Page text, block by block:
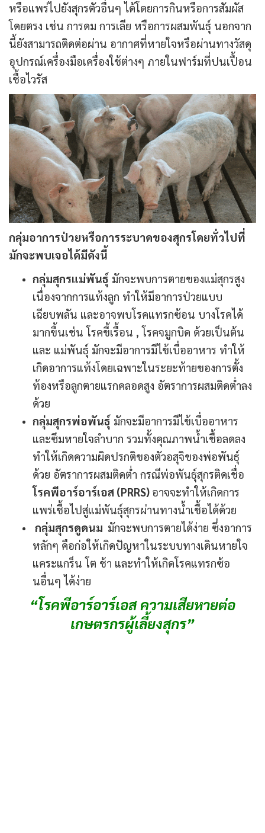
หรือแพร่ไปยังสุกรตัวอื่นๆ ได้โดยการกินหรือการสัมผัส
โดยตรง เช่น การดม การเลีย หรือการผสมพันธุ์ นอกจาก
นี้ยังสามารถติดต่อผ่าน อากาศที่หายใจหรือผ่านทางวัสดุ
อุปกรณ์เครื่องมือเครื่องใช้ต่างๆ ภายในฟาร์มที่ปนเปื้อน
เชื้อไวรัส
กลุ่มอาการป่วยหรือการระบาดของสุกรโดยทั่วไปที่
มักจะพบเจอได้มีดังนี้
กลุ่มสุกรแม่พันธุ์ มักจะพบการตายของแม่สุกรสูง
เนื่องจากการแท้งลูก ทำให้มีอาการป่วยแบบ
เฉียบพลัน และอาจพบโรคแทรกซ้อน บางโรคได้
มากขึ้นเช่น โรคขี้เรื้อน , โรคจมูกบิด ด้วยเป็นต้น
และ แม่พันธุ์ มักจะมีอาการมีไข้เบื่ออาหาร ทําให้
เกิดอาการแท้งโดยเฉพาะในระยะท้ายของการตั้ง
ท้องหรือลูกตายแรกคลอดสูง อัตราการผสมติดต่ำลง
ด้วย
กลุ่มสุกรพ่อพันธุ์ มักจะมีอาการมีไข้เบื่ออาหาร
และซึมหายใจลำบาก รวมทั้งคุณภาพน้ำเชื้อลดลง
ทำให้เกิดความผิดปรกติของตัวอสุจิของพ่อพันธุ์
ด้วย อัตราการผสมติดต่ำ กรณีพ่อพันธุ์สุกรติดเชื่อ
โรคพีอาร์อาร์เอส (PRRS) อาจจะทำให้เกิดการ
แพร่เชื้อไปสู่แม่พันธุ์สุกรผ่านทางน้ำเชื้อได้ด้วย
กลุ่มสุกรดูดนม มักจะพบการตายได้ง่าย ซึ่งอาการ
หลักๆ คือก่อให้เกิดปัญหาในระบบทางเดินหายใจ
แคระแกร็น โต ช้า และทําให้เกิดโรคแทรกซ้อ
นอื่นๆ ได้ง่าย
“โรคพีอาร์อาร์เอส ความเสียหายต่อ
เกษตรกรผู้เลี้ยงสุกร”